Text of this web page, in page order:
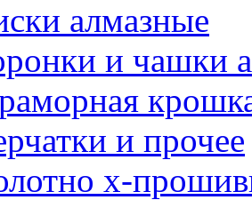
алмазные
и чашки
и прочее
х-